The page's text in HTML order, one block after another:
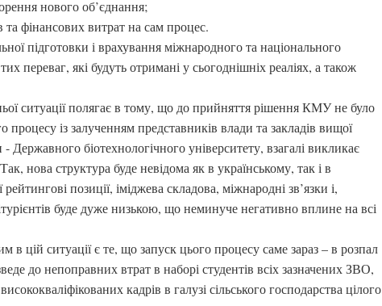
нового об’єднання;
та фінансових витрат на сам процес.
підготовки і врахування міжнародного та національного
переваг, які будуть отримані у сьогоднішніх реаліях, а також
ситуації полягає в тому, що до прийняття рішення КМУ не було
процесу із залученням представників влади та закладів вищої
Державного біотехнологічного університету, взагалі викликає
нова структура буде невідома як в українському, так і в
позиції, іміджева складова, міжнародні зв’язки і,
буде дуже низькою, що неминуче негативно вплине на всі
цій ситуації є те, що запуск цього процесу саме зараз – в розпал
до непоправних втрат в наборі студентів всіх зазначених ЗВО,
кадрів в галузі сільського господарства цілого